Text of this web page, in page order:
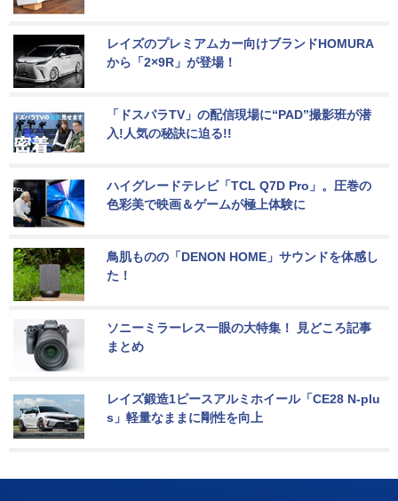
レイズのプレミアムカー向けブランドHOMURA
から「2×9R」が登場！
「ドスパラTV」の配信現場に“PAD”撮影班が潜
入!人気の秘訣に迫る!!
ハイグレードテレビ「TCL Q7D Pro」。圧巻の
色彩美で映画＆ゲームが極上体験に
鳥肌ものの「DENON HOME」サウンドを体感し
た！
ソニーミラーレス一眼の大特集！ 見どころ記事
まとめ
レイズ鍛造1ピースアルミホイール「CE28 N-plu
s」軽量なままに剛性を向上